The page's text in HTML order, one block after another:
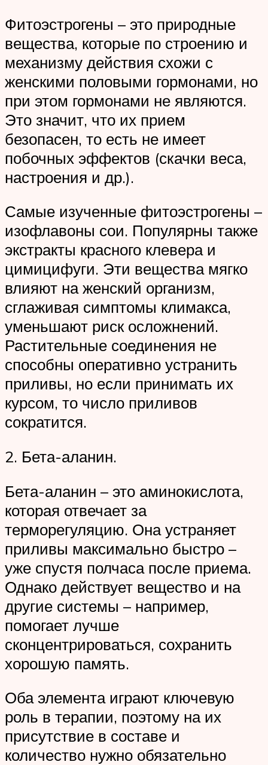
Фитоэстрогены – это природные
вещества, которые по строению и
механизму действия схожи с
женскими половыми гормонами, но
при этом гормонами не являются.
Это значит, что их прием
безопасен, то есть не имеет
побочных эффектов (скачки веса,
настроения и др.).
Самые изученные фитоэстрогены –
изофлавоны сои. Популярны также
экстракты красного клевера и
цимицифуги. Эти вещества мягко
влияют на женский организм,
сглаживая симптомы климакса,
уменьшают риск осложнений.
Растительные соединения не
способны оперативно устранить
приливы, но если принимать их
курсом, то число приливов
сократится.
2. Бета-аланин.
Бета-аланин – это аминокислота,
которая отвечает за
терморегуляцию. Она устраняет
приливы максимально быстро –
уже спустя полчаса после приема.
Однако действует вещество и на
другие системы – например,
помогает лучше
сконцентрироваться, сохранить
хорошую память.
Оба элемента играют ключевую
роль в терапии, поэтому на их
присутствие в составе и
количество нужно обязательно